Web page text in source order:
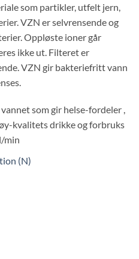
som partikler, utfelt jern,
VZN er selvrensende og
Oppløste ioner går
ikke ut. Filteret er
VZN gir bakteriefritt vann
som gir helse-fordeler ,
kvalitets drikke og forbruks
min
(N)